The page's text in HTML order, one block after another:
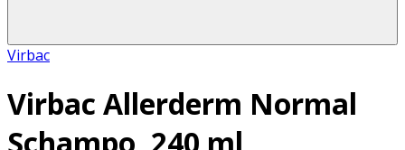
Virbac
Virbac Allerderm Normal